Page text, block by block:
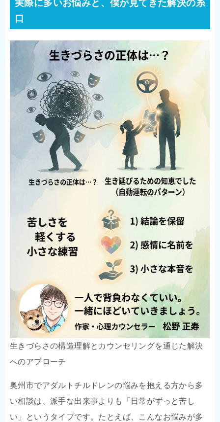
実際に多いお悩みと、僕が見てきた解決の糸
口
生きづらさの構造理解とカウンセリングを通じた解決
へのアプローチ
奥州市でアダルトチルドレンの悩みを抱える方から多
い相談は、派手な出来事よりも「日常がずっと苦し
い」というタイプです。たとえば、こんなお悩みが多